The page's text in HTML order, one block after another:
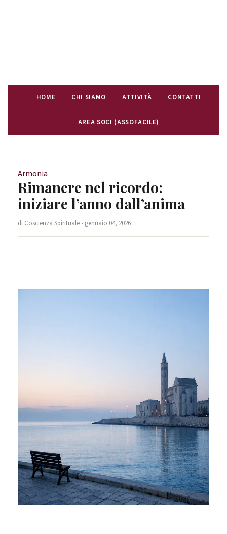
HOME CHI SIAMO ATTIVITÀ CONTATTI
AREA SOCI (ASSOFACILE)
Armonia
Rimanere nel ricordo:
iniziare l’anno dall’anima
di Coscienza Spirituale • gennaio 04, 2026